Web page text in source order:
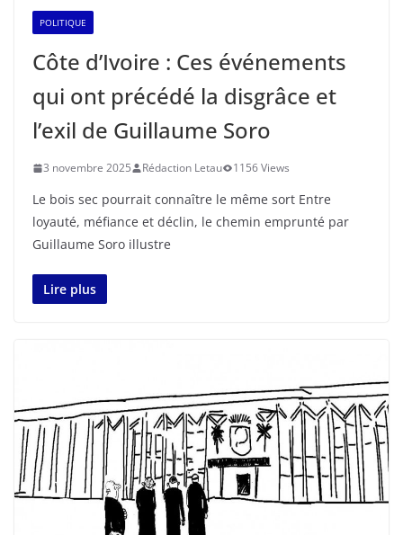
POLITIQUE
Côte d’Ivoire : Ces événements
qui ont précédé la disgrâce et
l’exil de Guillaume Soro
3 novembre 2025 Rédaction Letau 1156 Views
Le bois sec pourrait connaître le même sort Entre
loyauté, méfiance et déclin, le chemin emprunté par
Guillaume Soro illustre
Lire plus